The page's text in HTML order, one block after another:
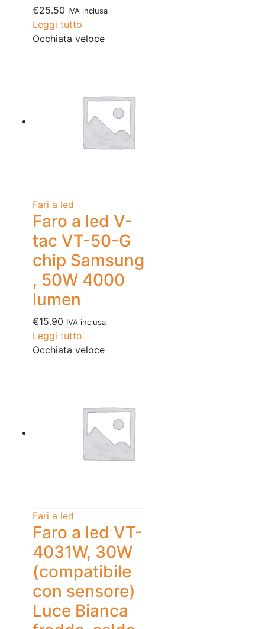
€25.50 IVA inclusa
Leggi tutto
Occhiata veloce
Fari a led
Faro a led V-
tac VT-50-G
chip Samsung
, 50W 4000
lumen
€15.90 IVA inclusa
Leggi tutto
Occhiata veloce
Fari a led
Faro a led VT-
4031W, 30W
(compatibile
con sensore)
Luce Bianca